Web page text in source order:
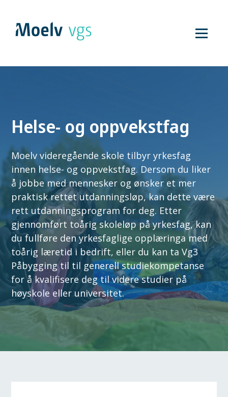
innhold
Helse- og oppvekstfag
Moelv videregående skole tilbyr yrkesfag
innen helse- og oppvekstfag. Dersom du liker
å jobbe med mennesker og ønsker et mer
praktisk rettet utdanningsløp, kan dette være
rett utdanningsprogram for deg. Etter
gjennomført toårig skoleløp på yrkesfag, kan
du fullføre den yrkesfaglige opplæringa med
toårig læretid i bedrift, eller du kan ta Vg3
Påbygging til til generell studiekompetanse
for å kvalifisere deg til videre studier på
høyskole eller universitet.